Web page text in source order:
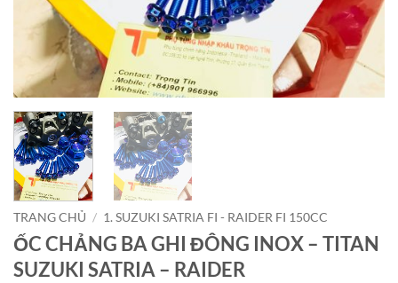
TRANG CHỦ / 1. SUZUKI SATRIA FI - RAIDER FI 150CC
ỐC CHẢNG BA GHI ĐÔNG INOX – TITAN
SUZUKI SATRIA – RAIDER